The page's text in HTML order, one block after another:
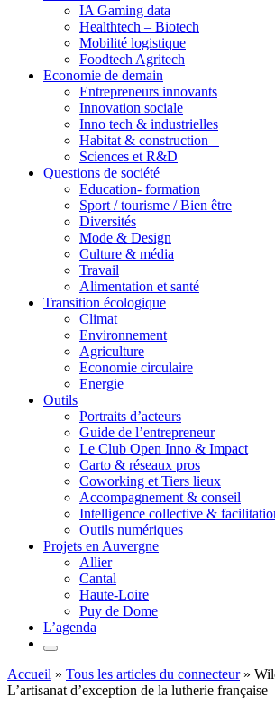
IA Gaming data
Healthtech – Biotech
Mobilité logistique
Foodtech Agritech
Economie de demain
Entrepreneurs innovants
Innovation sociale
Inno tech & industrielles
Habitat & construction –
Sciences et R&D
Questions de société
Education- formation
Sport / tourisme / Bien être
Diversités
Mode & Design
Culture & média
Travail
Alimentation et santé
Transition écologique
Climat
Environnement
Agriculture
Economie circulaire
Energie
Outils
Portraits d’acteurs
Guide de l’entrepreneur
Le Club Open Inno & Impact
Carto & réseaux pros
Coworking et Tiers lieux
Accompagnement & conseil
Intelligence collective &
Outils numériques
Projets en Auvergne
Allier
Cantal
Haute-Loire
Puy de Dome
L’agenda
Accueil » Tous les articles du connecteur»
L’artisanat d’exception de la lutherie française